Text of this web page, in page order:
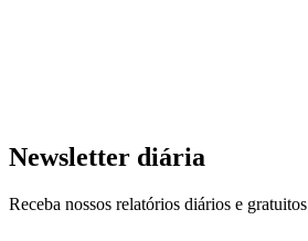
Newsletter diária
Receba nossos relatórios diários e gratuitos